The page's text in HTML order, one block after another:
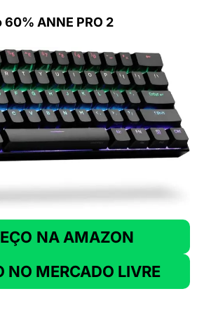
ANNE PRO 2
NA AMAZON
NO MERCADO LIVRE